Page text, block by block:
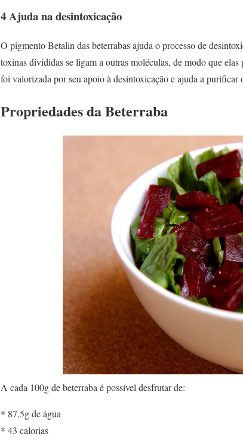
4 Ajuda na desintoxicação
O pigmento Betalin das beterrabas ajuda o processo de
toxinas divididas se ligam a outras moléculas, de modo que
foi valorizada por seu apoio à desintoxicação e ajuda a purificar
Propriedades da Beterraba
A cada 100g de beterraba é possível desfrutar de:
* 87,5g de água
* 43 calorias